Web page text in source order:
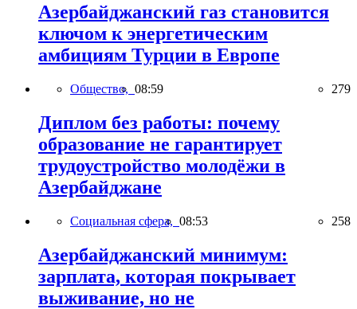
Азербайджанский газ становится
ключом к энергетическим
амбициям Турции в Европе
Общество, 08:59 279
Диплом без работы: почему
образование не гарантирует
трудоустройство молодёжи в
Азербайджане
Социальная сфера, 08:53 258
Азербайджанский минимум:
зарплата, которая покрывает
выживание, но не